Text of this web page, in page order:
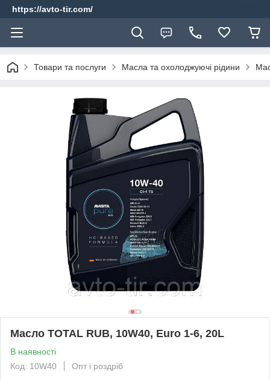
https://avto-tir.com/
Товари та послуги Масла та охолоджуючі рідини
Масло TOTAL RUB, 10W40, Euro 1-6, 20L
В наявності
Код: 10W40
Опт і роздріб